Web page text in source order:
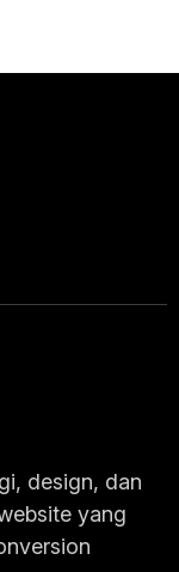
design, dan
yang